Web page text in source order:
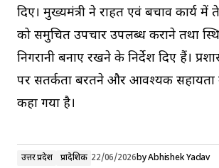
दिए। मुख्यमंत्री ने राहत एवं बचाव कार्य में
को समुचित उपचार उपलब्ध कराने तथा
निगरानी बनाए रखने के निर्देश दिए हैं।
पर सतर्कता बरतने और आवश्यक सहायता
कहा गया है।
उत्तर प्रदेश प्रादेशिक 22/06/2026byAbhishek Yadav